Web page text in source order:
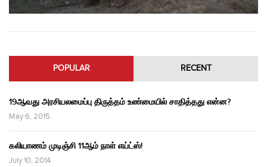
POPULAR RECENT
19ஆவது அரசியலமைப்பு திருத்தம் உண்மையில் சாதித்தது என்ன?
May 6, 2015
கலியாணம் முடிஞ்சி 11ஆம் நாள் எய்ட்ஸ்!
July 10, 2014